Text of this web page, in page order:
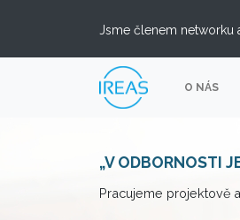
Jsme členem networku
O NÁS
„V ODBORNOSTI
Pracujeme projektově